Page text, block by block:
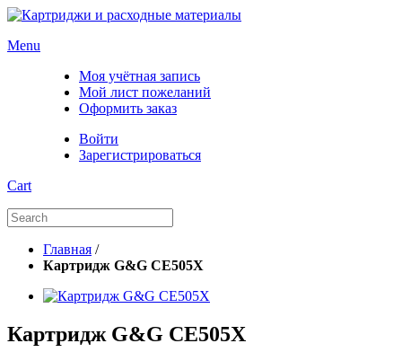
Menu
Моя учётная запись
Мой лист пожеланий
Оформить заказ
Войти
Зарегистрироваться
Cart
Главная /
Картридж G&G CE505X
Картридж G&G CE505X